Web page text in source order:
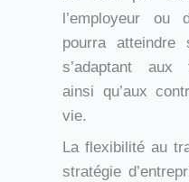
l’employeur ou
pourra
s’adaptant aux
ainsi qu’aux
vie.
La flexibilité au
stratégie